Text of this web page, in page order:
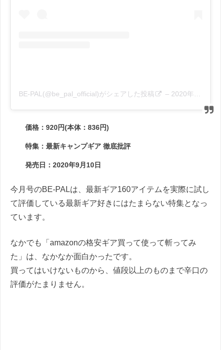
BE-PAL(@be_pal_official)がシェアした投稿 – 2020年 9月月13日午後8時46分PDT
価格：920円(本体：836円)
特集：最新キャンプギア 徹底批評
発売日：2020年9月10日
今月号のBE-PALは、最新ギア160アイテムを実際に試し
て評価している最新ギア好きにはたまらない特集となっ
ています。
なかでも「amazonの格安ギア買って使って斬ってみ
た」は、なかなか面白かったです。
買ってはいけないものから、値段以上のものまで辛口の
評価がたまりません。